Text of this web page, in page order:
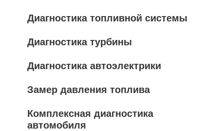
Диагностика топливной системы
Диагностика турбины
Диагностика автоэлектрики
Замер давления топлива
Комплексная диагностика
автомобиля